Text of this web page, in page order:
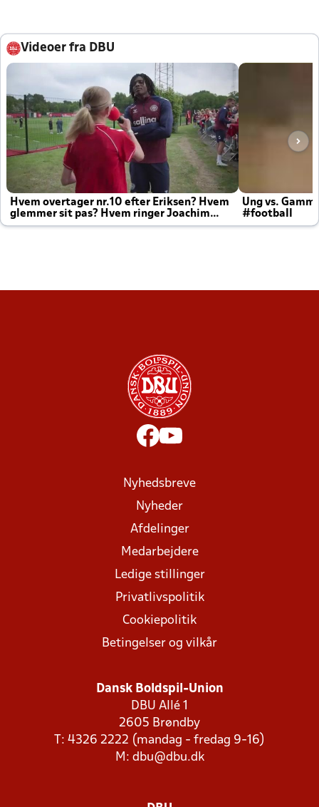
Videoer fra DBU
Hvem overtager nr.10 efter Eriksen? Hvem
glemmer sit pas? Hvem ringer Joachim
altid til efter kampe?
Ung vs.
#football
Nyhedsbreve
Nyheder
Afdelinger
Medarbejdere
Ledige stillinger
Privatlivspolitik
Cookiepolitik
Betingelser og vilkår
Dansk Boldspil-Union
DBU Allé 1
2605 Brøndby
T: 4326 2222 (mandag - fredag 9-16)
M: dbu@dbu.dk